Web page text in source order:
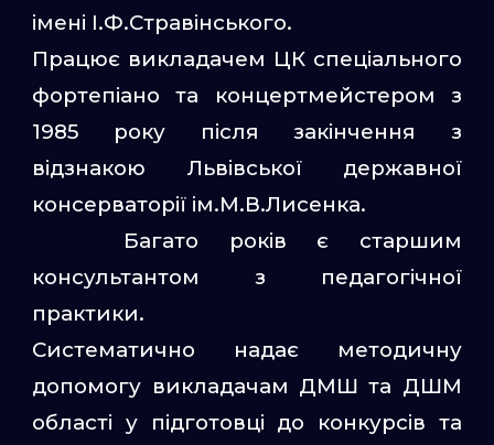
імені І.Ф.Стравінського.
Працює викладачем ЦК спеціального
фортепіано та концертмейстером з
1985 року після закінчення з
відзнакою Львівської державної
консерваторії ім.М.В.Лисенка.
Багато років є старшим
консультантом з педагогічної
практики.
Систематично надає методичну
допомогу викладачам ДМШ та ДШМ
області у підготовці до конкурсів та